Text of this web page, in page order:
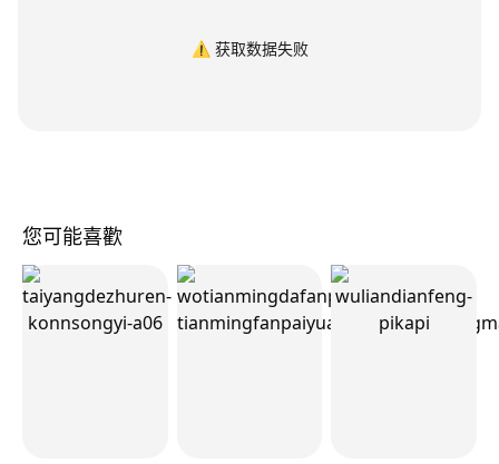
⚠️ 获取数据失败
您可能喜歡